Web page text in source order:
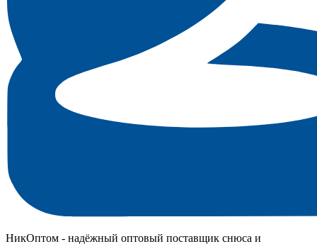
НикОптом - надёжный оптовый поставщик снюса и